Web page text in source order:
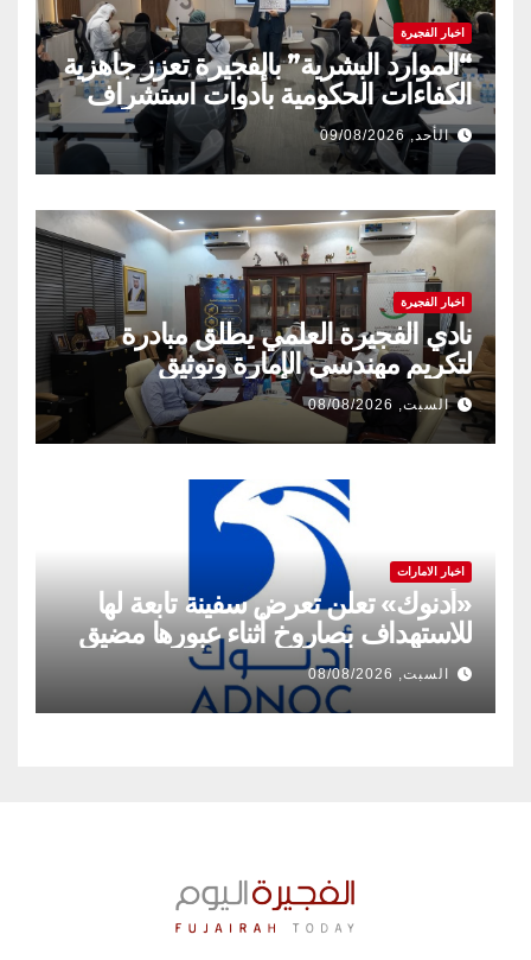
اخبار الفجيرة
“الموارد البشرية” بالفجيرة تعزز جاهزية
الكفاءات الحكومية بأدوات استشراف
المستقبل
الأحد, 09/08/2026
اخبار الفجيرة
نادي الفجيرة العلمي يطلق مبادرة
لتكريم مهندسي الإمارة وتوثيق
إنجازاتهم المهنية
السبت, 08/08/2026
اخبار الامارات
«أدنوك» تعلن تعرض سفينة تابعة لها
للاستهداف بصاروخ أثناء عبورها مضيق
هرمزالسبت, 08/08/2026